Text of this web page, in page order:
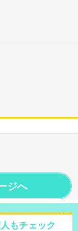
ジへ
もチェック